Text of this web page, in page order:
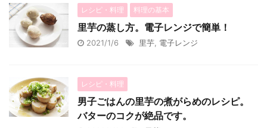
レシピ・料理 料理の基本
里芋の蒸し方。電子レンジで簡単！
2021/1/6 里芋 電子レンジ
レシピ・料理
男子ごはんの里芋の煮がらめのレシピ。
バターのコクが絶品です。